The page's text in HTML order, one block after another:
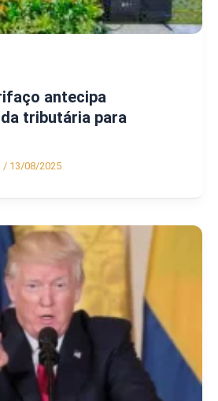
antecipa
tributária para
/ 13/08/2025